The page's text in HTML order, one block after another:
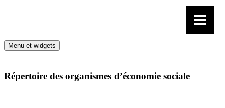
Menu et widgets
Répertoire des organismes d’économie sociale